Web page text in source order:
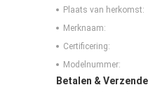
Plaats van herkomst:
Merknaam:
Certificering:
Modelnummer:
Betalen &